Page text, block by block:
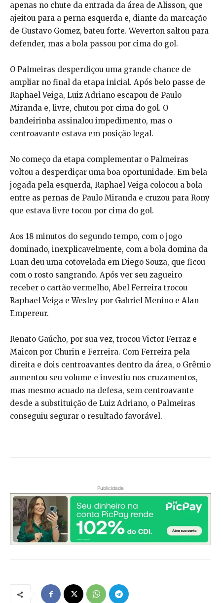
apenas no chute da entrada da área de Alisson, que
ajeitou para a perna esquerda e, diante da marcação
de Gustavo Gomez, bateu forte. Weverton saltou para
defender, mas a bola passou por cima do gol.
O Palmeiras desperdiçou uma grande chance de
ampliar no final da etapa inicial. Após belo passe de
Raphael Veiga, Luiz Adriano escapou de Paulo
Miranda e, livre, chutou por cima do gol. O
bandeirinha assinalou impedimento, mas o
centroavante estava em posição legal.
No começo da etapa complementar o Palmeiras
voltou a desperdiçar uma boa oportunidade. Em bela
jogada pela esquerda, Raphael Veiga colocou a bola
entre as pernas de Paulo Miranda e cruzou para Rony
que estava livre tocou por cima do gol.
Aos 18 minutos do segundo tempo, com o jogo
dominado, inexplicavelmente, com a bola domina da
Luan deu uma cotovelada em Diego Souza, que ficou
com o rosto sangrando. Após ver seu zagueiro
receber o cartão vermelho, Abel Ferreira trocou
Raphael Veiga e Wesley por Gabriel Menino e Alan
Empereur.
Renato Gaúcho, por sua vez, trocou Victor Ferraz e
Maicon por Churin e Ferreira. Com Ferreira pela
direita e dois centroavantes dentro da área, o Grêmio
aumentou seu volume e investiu nos cruzamentos,
mas mesmo acuado na defesa, sem centroavante
desde a substituição de Luiz Adriano, o Palmeiras
conseguiu segurar o resultado favorável.
Publicidade